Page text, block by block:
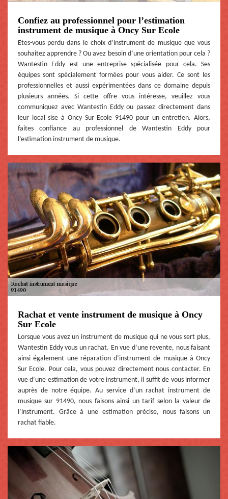
Confiez au professionnel pour l’estimation
instrument de musique à Oncy Sur Ecole
Etes-vous perdu dans le choix d’instrument de musique que vous
souhaitez apprendre ? Ou avez besoin d’une orientation pour cela ?
Wantestin Eddy est une entreprise spécialisée pour cela. Ses
équipes sont spécialement formées pour vous aider. Ce sont les
professionnelles et aussi expérimentées dans ce domaine depuis
plusieurs années. Si cette offre vous intéresse, veuillez vous
communiquez avec Wantestin Eddy ou passez directement dans
leur local sise à Oncy Sur Ecole 91490 pour un entretien. Alors,
faites confiance au professionnel de Wantestin Eddy pour
l’estimation instrument de musique.
Rachat et vente instrument de musique à Oncy
Sur Ecole
Lorsque vous avez un instrument de musique qui ne vous sert plus,
Wantestin Eddy vous un rachat. En vue d’une revente, nous faisant
ainsi également une réparation d’instrument de musique à Oncy
Sur Ecole. Pour cela, vous pouvez directement nous contacter. En
vue d’une estimation de votre instrument, il suffit de vous informer
auprès de notre équipe. Au service d’un rachat instrument de
musique sur 91490, nous faisons ainsi un tarif selon la valeur de
l’instrument. Grâce à une estimation précise, nous faisons un
rachat fiable.